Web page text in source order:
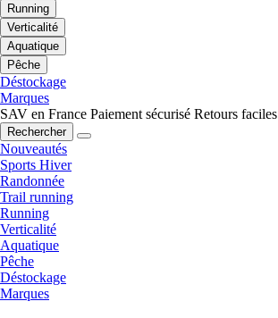
Running
Verticalité
Aquatique
Pêche
Déstockage
Marques
SAV en France Paiement sécurisé Retours faciles
Rechercher
Nouveautés
Sports Hiver
Randonnée
Trail running
Running
Verticalité
Aquatique
Pêche
Déstockage
Marques